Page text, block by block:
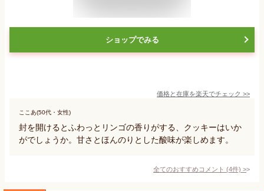
ショップでみる
価格と在庫を楽天でチェック >>
ここあ(50代・女性)
封を開けるとふわっとリンゴの香りがする、クッキーはいか
がでしょうか。甘さとほんのりとした酸味が楽しめます。
全てのおすすめコメント (4件) >